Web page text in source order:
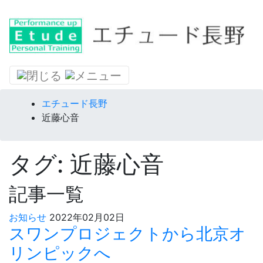
エチュード長野
近藤心音
タグ: 近藤心音
記事一覧
お知らせ 2022年02月02日
スワンプロジェクトから北京オ
リンピックへ